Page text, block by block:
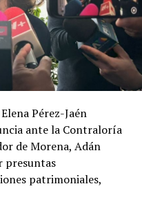
Pérez-Jaén
ante la Contraloría
de Morena, Adán
presuntas
patrimoniales,